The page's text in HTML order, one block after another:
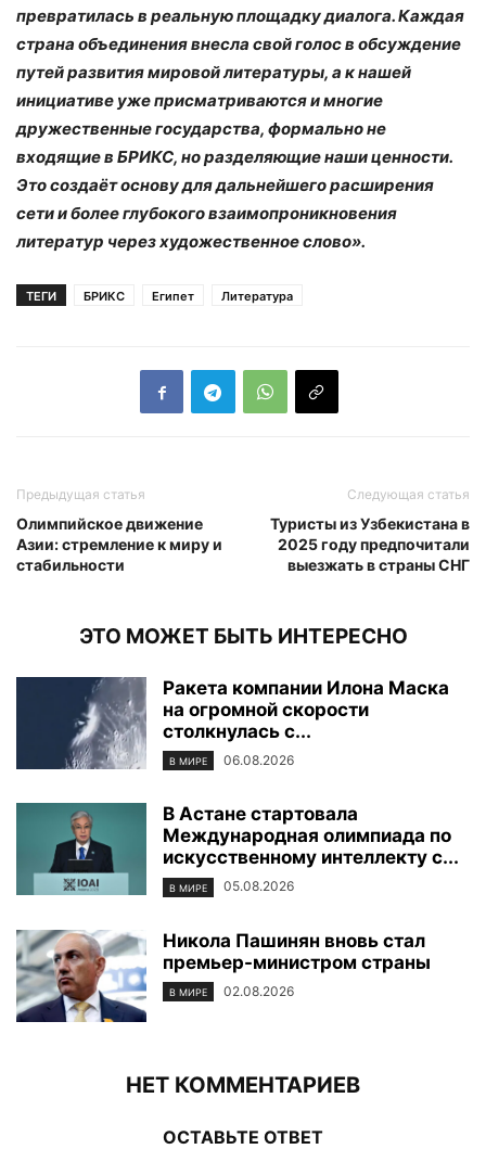
превратилась в реальную площадку диалога. Каждая
страна объединения внесла свой голос в обсуждение
путей развития мировой литературы, а к нашей
инициативе уже присматриваются и многие
дружественные государства, формально не
входящие в БРИКС, но разделяющие наши ценности.
Это создаёт основу для дальнейшего расширения
сети и более глубокого взаимопроникновения
литератур через художественное слово».
ТЕГИ БРИКС Египет Литература
Предыдущая статья
Олимпийское движение
Азии: стремление к миру и
стабильности
Следующая статья
Туристы из Узбекистана в
2025 году предпочитали
выезжать в страны СНГ
ЭТО МОЖЕТ БЫТЬ ИНТЕРЕСНО
Ракета компании Илона Маска
на огромной скорости
столкнулась с...
В МИРЕ 06.08.2026
В Астане стартовала
Международная олимпиада по
искусственному интеллекту с...
В МИРЕ 05.08.2026
Никола Пашинян вновь стал
премьер-министром страны
В МИРЕ 02.08.2026
НЕТ КОММЕНТАРИЕВ
ОСТАВЬТЕ ОТВЕТ